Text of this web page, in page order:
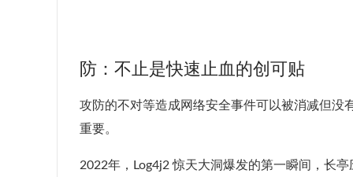
防：不止是快速止血的创可贴
攻防的不对等造成网络安全事件可以被消减但没
重要。
2022年，Log4j2 惊天大洞爆发的第一瞬间，长